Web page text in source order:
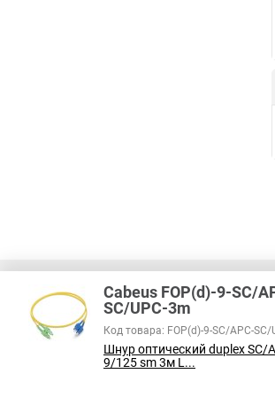
В соответствии с пунктом 2 статьи 437 ГК
справочный характер и не является
на наличие интересующих вас функций и
Cabeus FOP(d)-9-SC/
SC/UPC-3m
Код товара: FOP(d)-9-SC/APC-SC/
Шнур оптический duplex SC/
9/125 sm 3м L...